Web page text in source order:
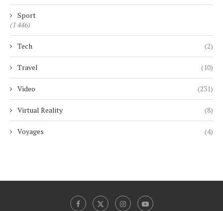
Sport
(1 446)
Tech (2)
Travel (10)
Video (231)
Virtual Reality (8)
Voyages (4)